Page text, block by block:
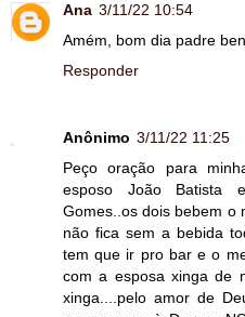
Ana 3/11/22 10:54
Amém, bom dia padre
Responder
Anônimo 3/11/22 11:25
Peço oração para
esposo João Batista
Gomes..os dois bebem o
não fica sem a bebida
tem que ir pro bar e o
com a esposa xinga de
xinga....pelo amor de